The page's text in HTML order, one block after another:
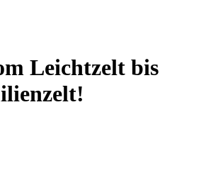
Leichtzelt bis